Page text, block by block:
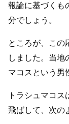
報論に基づくも
分でしょう。
ところが、この
しました。当地
マコスという男
トラシュマコ
飛ばして、次の